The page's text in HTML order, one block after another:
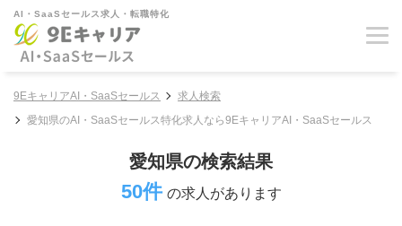
AI・SaaSセールス求人・転職特化
9EキャリアAI・SaaSセールス
求人検索
愛知県のAI・SaaSセールス特化求人なら9EキャリアAI・SaaSセールス
愛知県の検索結果
50件 の求人があります